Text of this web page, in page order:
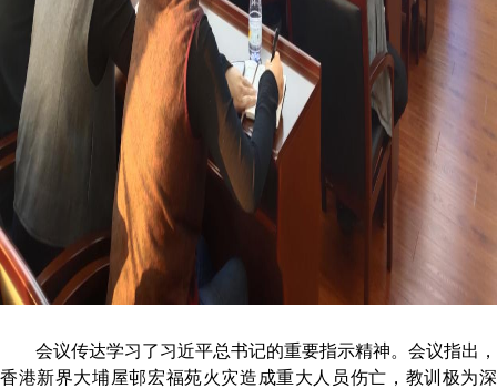
会议传达学习了习近平总书记的重要指示精神。会议指出，
香港新界大埔屋邨宏福苑火灾造成重大人员伤亡，教训极为深